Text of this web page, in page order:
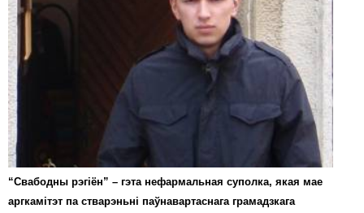
“Свабодны рэгіён” – гэта нефармальная суполка, якая мае
аргкамітэт па стварэньні паўнавартаснага грамадзкага
Правы працоўных
Сацыяльныя правы